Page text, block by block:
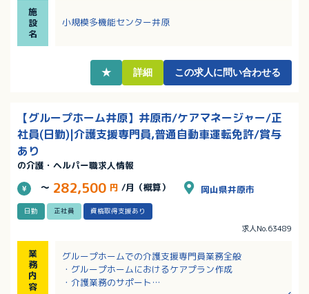
える安心の環境です
・大手法人ならではの働きやすい職場環境！子育て中
個人契約（会社補助あり）となります
施
設
名
小規模多機能センター井原
★ 詳細 この求人に問い合わせる
【グループホーム井原】井原市/ケアマネージャー/正
社員(日勤)|介護支援専門員,普通自動車運転免許/賞与
あり
の介護・ヘルパー職求人情報
～ 282,500 円 /月（概算） 岡山県井原市
日勤 正社員 資格取得支援あり
求人No.63489
業
務
内
容
グループホームでの介護支援専門員業務全般
・グループホームにおけるケアプラン作成
・介護業務のサポート